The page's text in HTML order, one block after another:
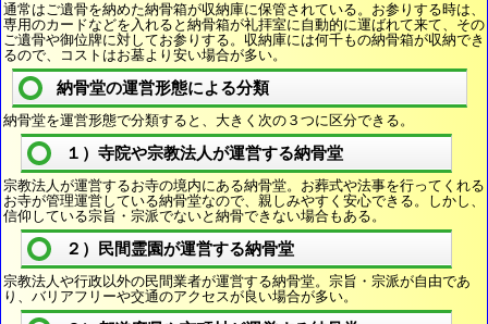
通常はご遺骨を納めた納骨箱が収納庫に保管されている。お参りする時は、
専用のカードなどを入れると納骨箱が礼拝室に自動的に運ばれて来て、その
ご遺骨や御位牌に対してお参りする。収納庫には何千もの納骨箱が収納でき
るので、コストはお墓より安い場合が多い。
納骨堂の運営形態による分類
納骨堂を運営形態で分類すると、大きく次の３つに区分できる。
１）寺院や宗教法人が運営する納骨堂
宗教法人が運営するお寺の境内にある納骨堂。お葬式や法事を行ってくれる
お寺が管理運営している納骨堂なので、親しみやすく安心できる。しかし、
信仰している宗旨・宗派でないと納骨できない場合もある。
２）民間霊園が運営する納骨堂
宗教法人や行政以外の民間業者が運営する納骨堂。宗旨・宗派が自由であ
り、バリアフリーや交通のアクセスが良い場合が多い。